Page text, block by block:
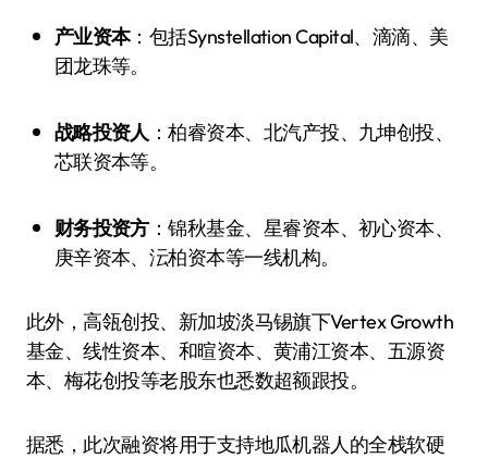
产业资本：包括Synstellation Capital、滴滴、美
团龙珠等。
战略投资人 ：柏睿资本、北汽产投、九坤创投、
芯联资本等。
财务投资方：锦秋基金、星睿资本、初心资本、
庚辛资本、沄柏资本等一线机构。
此外，高瓴创投、新加坡淡马锡旗下Vertex Growth
基金、线性资本、和暄资本、黄浦江资本、五源资
本、梅花创投等老股东也悉数超额跟投。
据悉，此次融资将用于支持地瓜机器人的全栈软硬